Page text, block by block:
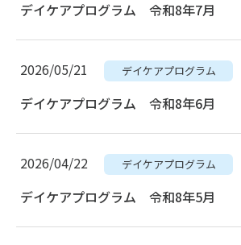
デイケアプログラム 令和8年7月
2026/05/21 デイケアプログラム
デイケアプログラム 令和8年6月
2026/04/22 デイケアプログラム
デイケアプログラム 令和8年5月